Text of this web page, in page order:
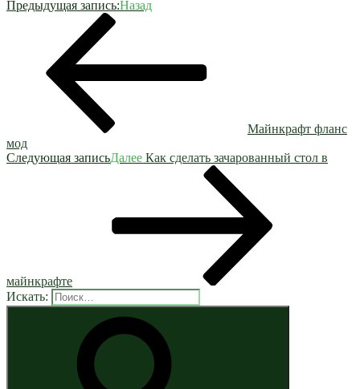
Предыдущая запись:Назад
Майнкрафт фланс
мод
Следующая записьДалее Как сделать зачарованный стол в
майнкрафте
Искать: